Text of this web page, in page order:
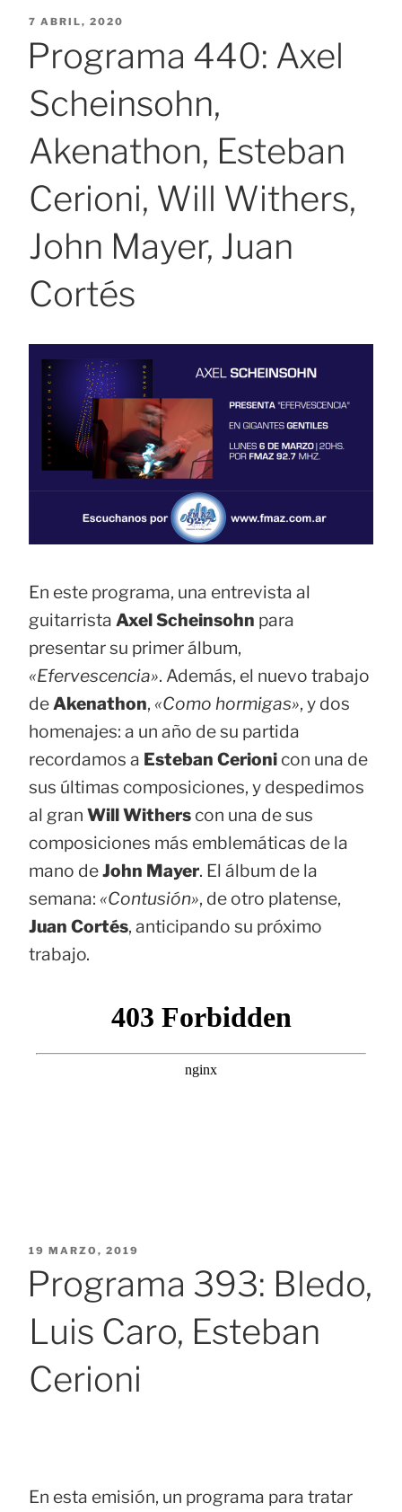
PUBLICADO
7 ABRIL, 2020
Programa 440: Axel
Scheinsohn,
Akenathon, Esteban
Cerioni, Will Withers,
John Mayer, Juan
Cortés
En este programa, una entrevista al
guitarrista Axel Scheinsohn para
presentar su primer álbum,
«Efervescencia». Además, el nuevo trabajo
de Akenathon, «Como hormigas», y dos
homenajes: a un año de su partida
recordamos a Esteban Cerioni con una de
sus últimas composiciones, y despedimos
al gran Will Withers con una de sus
composiciones más emblemáticas de la
mano deJohn Mayer. El álbum de la
semana: «Contusión», de otro platense,
Juan Cortés, anticipando su próximo
trabajo.
PUBLICADO
19 MARZO, 2019
Programa 393: Bledo,
Luis Caro, Esteban
Cerioni
En esta emisión, un programa para tratar